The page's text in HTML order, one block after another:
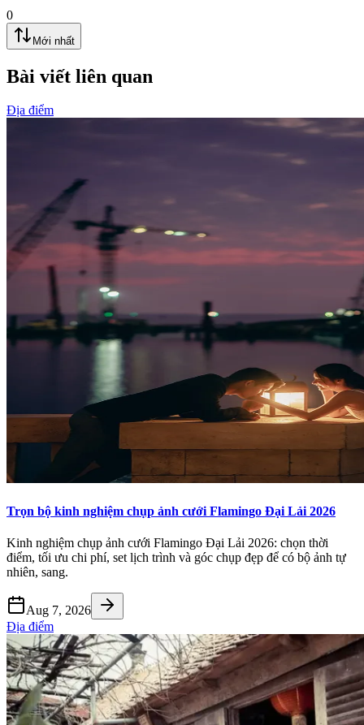
0
Mới nhất
Bài viết liên quan
Địa điểm
Trọn bộ kinh nghiệm chụp ảnh cưới Flamingo Đại Lải 2026
Kinh nghiệm chụp ảnh cưới Flamingo Đại Lải 2026: chọn thời
điểm, tối ưu chi phí, set lịch trình và góc chụp đẹp để có bộ ảnh tự
nhiên, sang.
Aug 7, 2026
Địa điểm